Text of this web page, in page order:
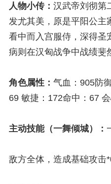
人物小传： 汉武帝刘彻第
发尤其美，原是平阳公主
看中而入宫服侍，深得圣
病则在汉匈战争中战绩斐
角色属性： 气血：905防
69 敏捷：172命中：67
主动技能（一舞倾城）：
敌方全体，造成基础攻击